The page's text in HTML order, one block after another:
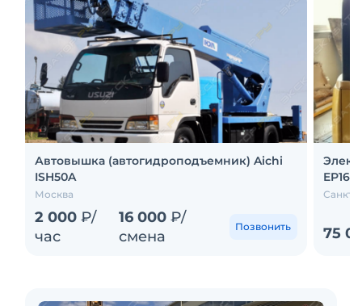
Автовышка (автогидроподъемник) Aichi
ISH50A
Москва
2 000 ₽/
час
16 000₽/
смена
Позвонить
Санкт-
75